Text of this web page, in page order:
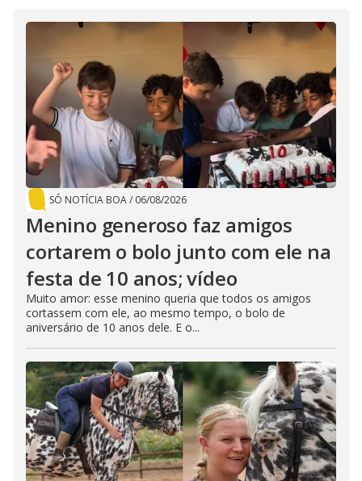
SÓ NOTÍCIA BOA/ 06/08/2026
Menino generoso faz amigos
cortarem o bolo junto com ele na
festa de 10 anos; vídeo
Muito amor: esse menino queria que todos os amigos
cortassem com ele, ao mesmo tempo, o bolo de
aniversário de 10 anos dele. E o...